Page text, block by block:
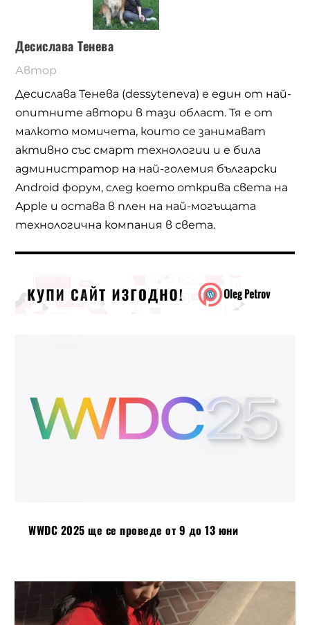
Десислава Тенева
Автор
Десислава Тенева (dessyteneva) е един от най-
опитните автори в тази област. Тя е от
малкото момичета, които се занимават
активно със смарт технологии и е била
администратор на най-големия български
Android форум, след което открива света на
Apple и остава в плен на най-могъщата
технологична компания в света.
WWDC 2025 ще се проведе от 9 до 13 юни